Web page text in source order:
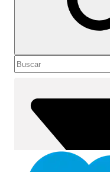
Mostrar índice de
materias
Índice de materias